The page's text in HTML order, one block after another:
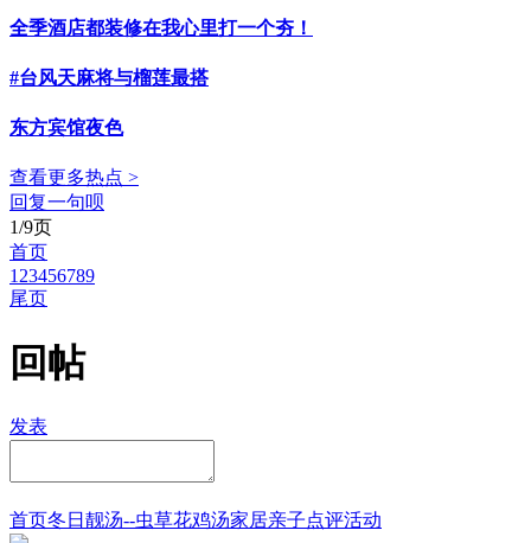
全季酒店都装修在我心里打一个夯！
#台风天麻将与榴莲最搭
东方宾馆夜色
查看更多热点 >
回复一句呗
1/9页
首页
1 23456789
尾页
回帖
发表
首页冬日靓汤--虫草花鸡汤家居亲子点评活动